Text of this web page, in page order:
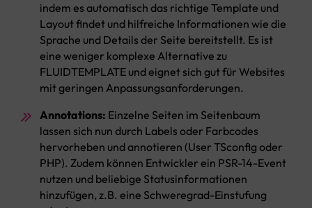
indem es automatisch das richtige Template und
Layout findet und hilfreiche Informationen wie die
Sprache und Details der Seite bereitstellt. Es ist
eine weniger komplexe Alternative zu
FLUIDTEMPLATE und eignet sich gut für Websites
mit geringen Anpassungsanforderungen.
Annotations: Einzelne Seiten im Seitenbaum
lassen sich nun durch Labels oder Farbcodes
hervorheben und annotieren (User TSconfig oder
PHP). Zudem können Entwickler ein PSR-14-Event
nutzen und beliebige Statusinformationen
hinzufügen, z.B. eine Schweregrad-Einstufung